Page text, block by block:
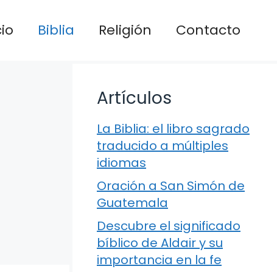
Biblia Religión Contacto
Artículos
La Biblia: el libro sagrado
traducido a múltiples
idiomas
Oración a San Simón de
Guatemala
Descubre el significado
bíblico de Aldair y su
importancia en la fe